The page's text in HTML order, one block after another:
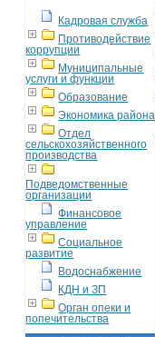
Кадровая служба
Противодействие
коррупции
Муниципальные
услуги и функции
Образование
Экономика района
Отдел
сельскохозяйственного
производства
Подведомственные
организации
Финансовое
управление
Социальное
развитие
Водоснабжение
КДН и ЗП
Орган опеки и
попечительства